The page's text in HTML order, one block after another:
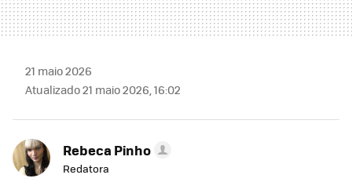
21 maio 2026
Atualizado 21 maio 2026, 16:02
Rebeca Pinho
Redatora